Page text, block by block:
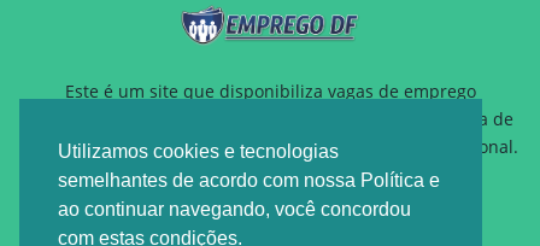
Utilizamos cookies e tecnologias
semelhantes de acordo com nossa Política e
ao continuar navegando, você concordou
com estas condições.
Este é um site que disponibiliza vagas de emprego
gratuitamente para auxiliar pessoas que estão a procura de
um novo emprego ou querem reposicionamento profissional.